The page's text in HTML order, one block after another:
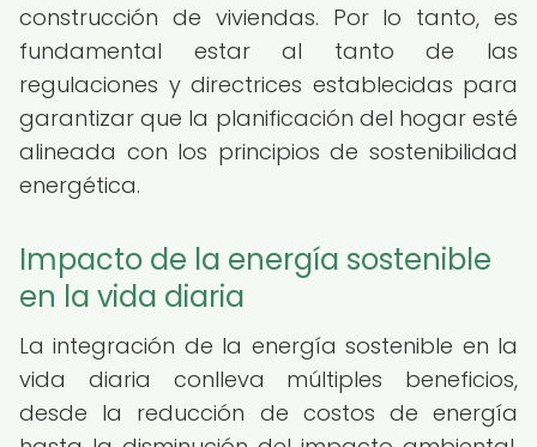
construcción de viviendas. Por lo tanto, es
fundamental estar al tanto de las
regulaciones y directrices establecidas para
garantizar que la planificación del hogar esté
alineada con los principios de sostenibilidad
energética.
Impacto de la energía sostenible
en la vida diaria
La integración de la energía sostenible en la
vida diaria conlleva múltiples beneficios,
desde la reducción de costos de energía